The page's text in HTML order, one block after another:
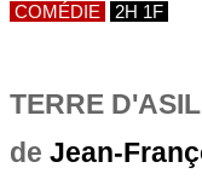
COMÉDIE 2H 1F
TERRE
de Jean-